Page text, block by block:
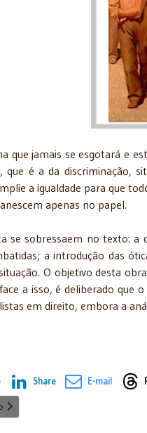
que jamais se esgotará e
que é a da discriminação,
a igualdade para que
apenas no papel.
se sobressaem no texto: a
a introdução das
O objetivo desta
a isso, é deliberado que
em direito, embora a
Media
Share E-mail
Orçamentário da
artigo: Uma breve introdução ao